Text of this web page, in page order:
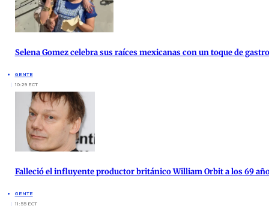
Selena Gomez celebra sus raíces mexicanas con un toque de
GENTE
10:29 ECT
Falleció el influyente productor británico William Orbit a los 69
GENTE
11:55 ECT